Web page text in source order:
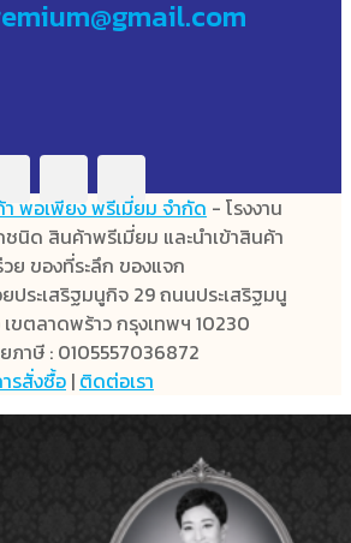
า พอเพียง พรีเมี่ยม จำกัด - โรงงาน
ชนิด สินค้าพรีเมี่ยม และนำเข้าสินค้า
ย ของที่ระลึก ของแจก
ประเสริฐมนูกิจ 29 ถนนประเสริฐมนู
ขตลาดพร้าว กรุงเทพฯ 10230
ภาษี : 0105557036872
รสั่งซื้อ | ติดต่อเรา